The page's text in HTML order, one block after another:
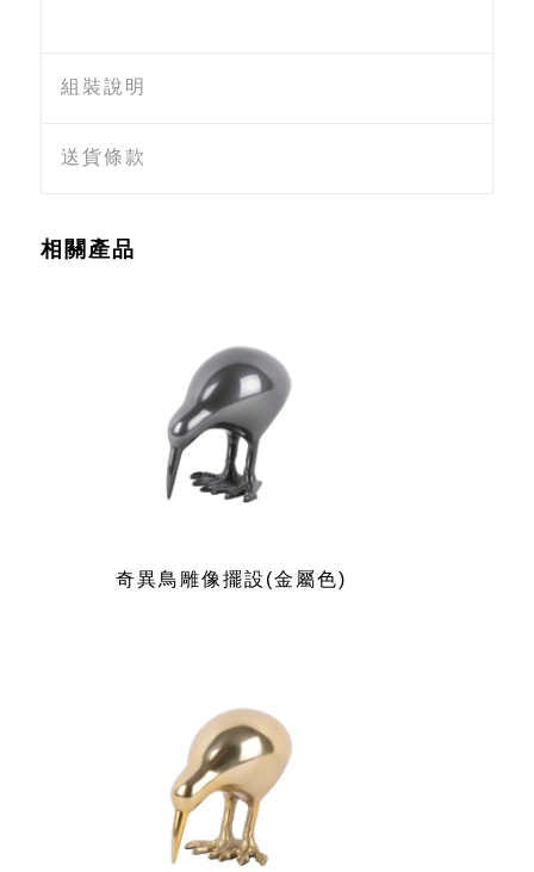
組裝說明
送貨條款
相關產品
奇異鳥雕像擺設(金屬色)